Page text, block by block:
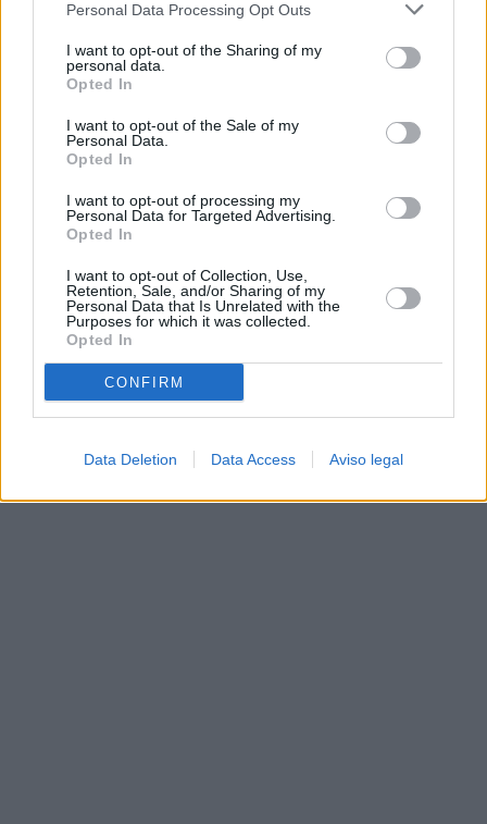
negar su consentimiento. Tenga en cuenta que algún
de su consentimiento, pero usted tiene el derecho de
rechazar tal procesamiento. Sus preferencias se aplicarán
cualquier momento entrando de nuevo en este sitio web o
visitando nuestra política de privacidad.
Personal Data Processing Opt Outs
I want to opt-out of the Sharing of my
personal data.
Opted In
I want to opt-out of the Sale of my
Personal Data.
Opted In
I want to opt-out of processing my
Personal Data for Targeted Advertising.
Opted In
I want to opt-out of Collection, Use,
Retention, Sale, and/or Sharing of my
Personal Data that Is Unrelated with the
Purposes for which it was collected.
Opted In
CONFIRM
Data Deletion Data Access Aviso legal